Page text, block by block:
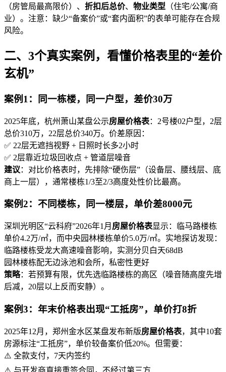
（房管局最高限价）、 折扣后总价、 物业类型 （住宅/公寓/商
业）。注意：缺少“备案价”或“套内面积”的表单可能存在合规
风险。
二、3个真实案例，看懂价格表里的“差价
玄机”
案例1：同一栋楼，同一户型，差价30万
2025年底，杭州萧山某盘公示房屋价格表：2号楼02户型，2层
总价310万，22层总价340万。价差原因：
✅ 22层无遮挡视野 + 日照时长多2小时
✅ 2层靠近垃圾回收点 + 管道层噪音
建议 ：对比价格表时，先排除“硬伤层”（设备层、腰线层、底
商上一层），通常楼栋1/3至2/3高度处性价比最高。
案例2：不同楼栋，同一楼层，单价差8000元
深圳光明区“云科府”2026年1月 房屋价格表显示：临马路楼栋
单价4.2万/㎡，而中央园林楼栋单价5.0万/㎡。实地探访发现：
临路楼栋受龙大高速噪音影响，实测分贝白天68dB
园林楼栋配无边泳池和会所，私密性更好
策略：若预算有限，优先选临路楼栋的高区（噪音随高度先增
后减，20层以上反而安静）。
案例3：年末价格表出现“工抵房”，单价打8折
2025年12月，郑州金水区某盘发布新版房屋价格表，其中10套
房源标注“工抵房”，单价较备案价低20%。但需要：
⚠️ 全款支付，7天内签约
⚠️ 与开发商直接重签合同，不经过第三方